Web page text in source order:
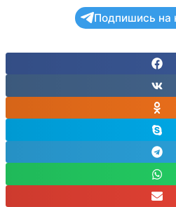
Подпишись на